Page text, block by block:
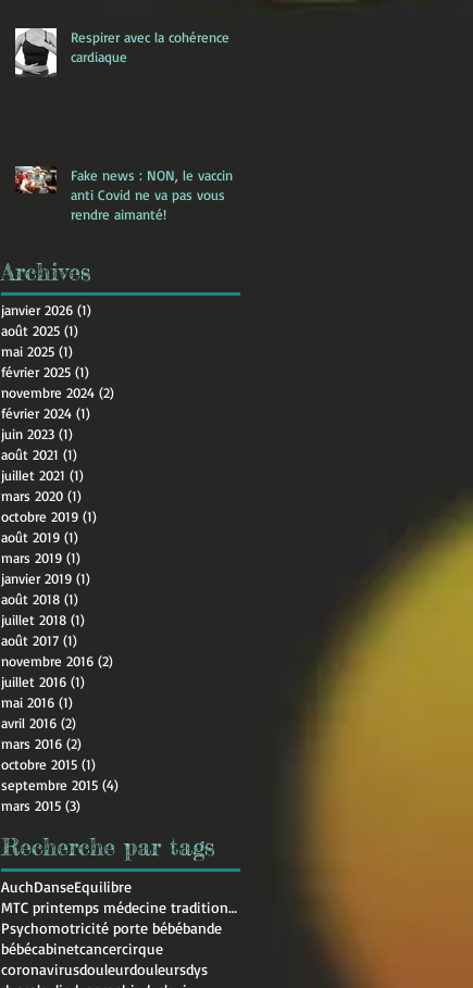
Respirer avec la cohérence
cardiaque
Fake news : NON, le vaccin
anti Covid ne va pas vous
rendre aimanté!
Archives
janvier 2026 (1)
août 2025 (1)
mai 2025 (1)
février 2025 (1)
novembre 2024 (2)
février 2024 (1)
juin 2023 (1)
août 2021 (1)
juillet 2021 (1)
mars 2020 (1)
octobre 2019 (1)
août 2019 (1)
mars 2019 (1)
janvier 2019 (1)
août 2018 (1)
juillet 2018 (1)
août 2017 (1)
novembre 2016 (2)
juillet 2016 (1)
mai 2016 (1)
avril 2016 (2)
mars 2016 (2)
octobre 2015 (1)
septembre 2015 (4)
mars 2015 (3)
Recherche par tags
AuchDanseEquilibre
MTC printemps médecine traditionnelle chinoise
Psychomotricité porte bébébande
bébécabinetcancercirque
coronavirusdouleurdouleursdys